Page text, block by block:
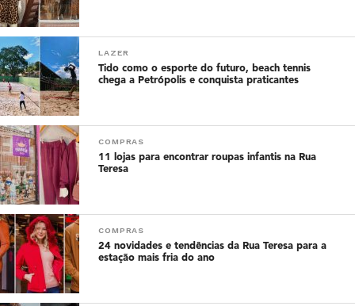
LAZER
Tido como o esporte do futuro, beach tennis
chega a Petrópolis e conquista praticantes
COMPRAS
11 lojas para encontrar roupas infantis na Rua
Teresa
COMPRAS
24 novidades e tendências da Rua Teresa para a
estação mais fria do ano